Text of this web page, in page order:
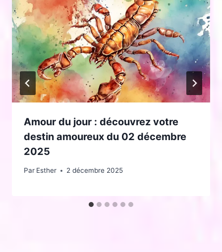
Amour du jour : découvrez votre
destin amoureux du 02 décembre
2025
Par Esther 2 décembre 2025